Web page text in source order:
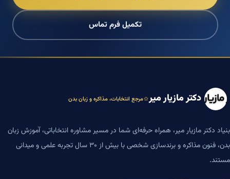
تکمیل فرم تماس
دکتر مازیار میر مرجع انتخابات، مذاکره و زبان بدن
بنیاد دکتر مازیار میر، همراه حرفه‌ای شما در مسیر مشاوره انتخاباتی، آموزش زبان
بدن، فنون مذاکره و برندسازی شخصی با بیش از ۳۰ سال تجربه علمی و میدانی
مستند.